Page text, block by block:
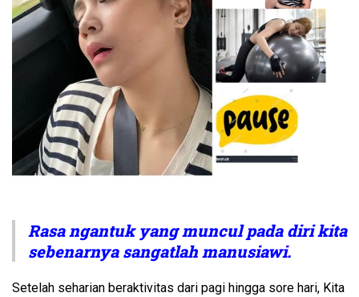
Rasa ngantuk yang muncul pada diri kita
sebenarnya sangatlah manusiawi.
Setelah seharian beraktivitas dari pagi hingga sore hari, Kita